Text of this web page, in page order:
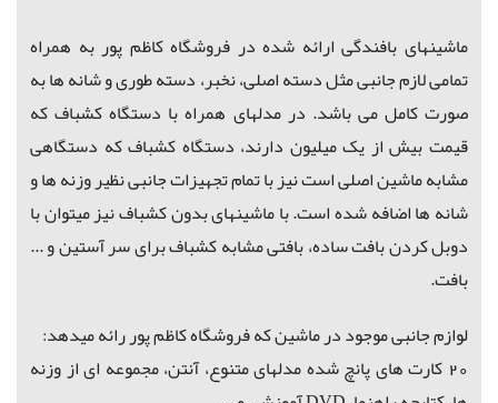
ماشینهای بافندگی ارائه شده در فروشگاه کاظم پور به همراه
تمامی لازم جانبی مثل دسته اصلی، نخبر، دسته طوری و شانه ها به
صورت کامل می باشد. در مدلهای همراه با دستگاه کشباف که
قیمت بیش از یک میلیون دارند، دستگاه کشباف که دستگاهی
مشابه ماشین اصلی است نیز با تمام تجهیزات جانبی نظیر وزنه ها و
شانه ها اضافه شده است. با ماشینهای بدون کشباف نیز میتوان با
دوبل کردن بافت ساده، بافتی مشابه کشباف برای سر آستین و ...
بافت.
لوازم جانبی موجود در ماشین که فروشگاه کاظم پور رائه میدهد:
20 کارت های پانچ شده مدلهای متنوع، آنتن، مجموعه ای از وزنه